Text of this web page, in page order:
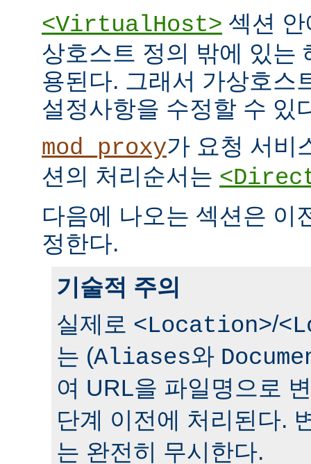
<VirtualHost> 섹션
상호스트 정의 밖에 있는
용된다. 그래서 가상호스
설정사항을 수정할 수 있
mod_proxy가 요청 서비
션의 처리순서는
다음에 나오는 섹션은 이
정한다.
기술적 주의
실제로 <Location>/
는 (Aliases와
여 URL을 파일명으로
단계 이전에 처리된다.
는 완전히 무시한다.